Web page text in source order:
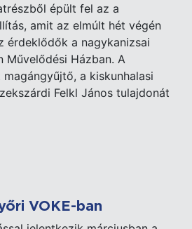
épült fel az a
amit az elmúlt hét végén
érdeklődők a nagykanizsai
Művelődési Házban. A
a kiskunhalasi
Felkl János tulajdonát
VOKE-ban